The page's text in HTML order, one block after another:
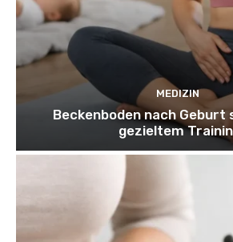
MEDIZIN
Beckenboden nach
gezieltem